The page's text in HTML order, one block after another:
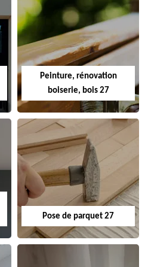
Peinture, rénovation
boiserie, bois 27
Pose de parquet 27